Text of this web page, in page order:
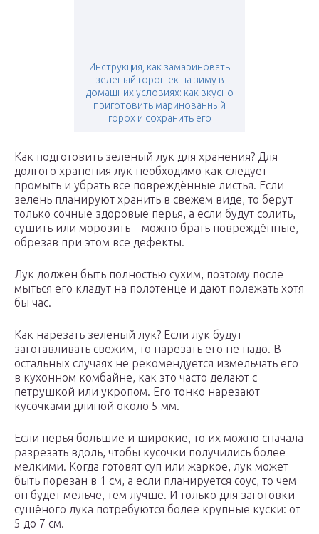
Инструкция, как замариновать
зеленый горошек на зиму в
домашних условиях: как вкусно
приготовить маринованный
горох и сохранить его
Как подготовить зеленый лук для хранения? Для
долгого хранения лук необходимо как следует
промыть и убрать все повреждённые листья. Если
зелень планируют хранить в свежем виде, то берут
только сочные здоровые перья, а если будут солить,
сушить или морозить – можно брать повреждённые,
обрезав при этом все дефекты.
Лук должен быть полностью сухим, поэтому после
мыться его кладут на полотенце и дают полежать хотя
бы час.
Как нарезать зеленый лук? Если лук будут
заготавливать свежим, то нарезать его не надо. В
остальных случаях не рекомендуется измельчать его
в кухонном комбайне, как это часто делают с
петрушкой или укропом. Его тонко нарезают
кусочками длиной около 5 мм.
Если перья большие и широкие, то их можно сначала
разрезать вдоль, чтобы кусочки получились более
мелкими. Когда готовят суп или жаркое, лук может
быть порезан в 1 см, а если планируется соус, то чем
он будет мельче, тем лучше. И только для заготовки
сушёного лука потребуются более крупные куски: от
5 до 7 см.